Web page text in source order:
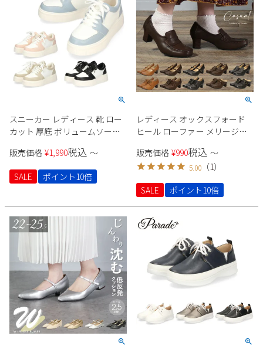
puma
GAP
EDWIN
new balance
瞬足
財布
メルマガ購買
営業日カレンダー
2026 年8月
日 月 木 金
3
13 14
15
23
25 27
31
2026 年9月
日 月 火 金
3 4
6
8 10 11
12
13
14 15
スニーカー レディース 靴 ロー
カット 厚底 ボリュームソール
ルアップ 軽量 Parade CT-7433
パレード
販売価格 ¥1,990税込 〜
SALE ポイント10倍
レディース オックスフォード
ヒール ローファー メリージェ
ブラウン 茶 キャメル Parade
販売価格 ¥990税込 〜
5.00 （1）
SALE
ポイント10倍